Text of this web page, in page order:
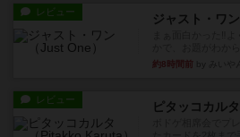
レビュー ジャスト・ワン
約8時間前
レビュー ピタッコカルタ